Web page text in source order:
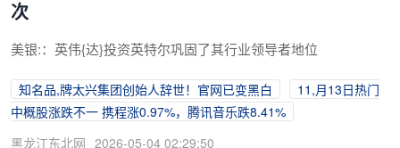
次
美银:：英伟{达}投资英特尔巩固了其行业领导者地位
知名品,牌太兴集团创始人辞世！官网已变黑白
11,月13日热门
中概股涨跌不一 携程涨0.97%，腾讯音乐跌8.41%
黑龙江东北网 2026-05-04 02:29:50